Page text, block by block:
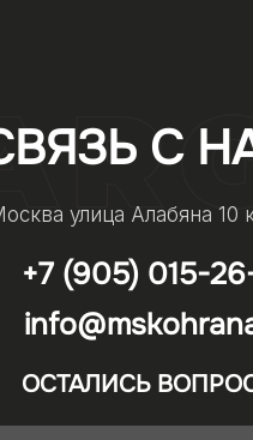
С
улица Алабяна 10
+7 (905) 015-
ОСТАЛИСЬ